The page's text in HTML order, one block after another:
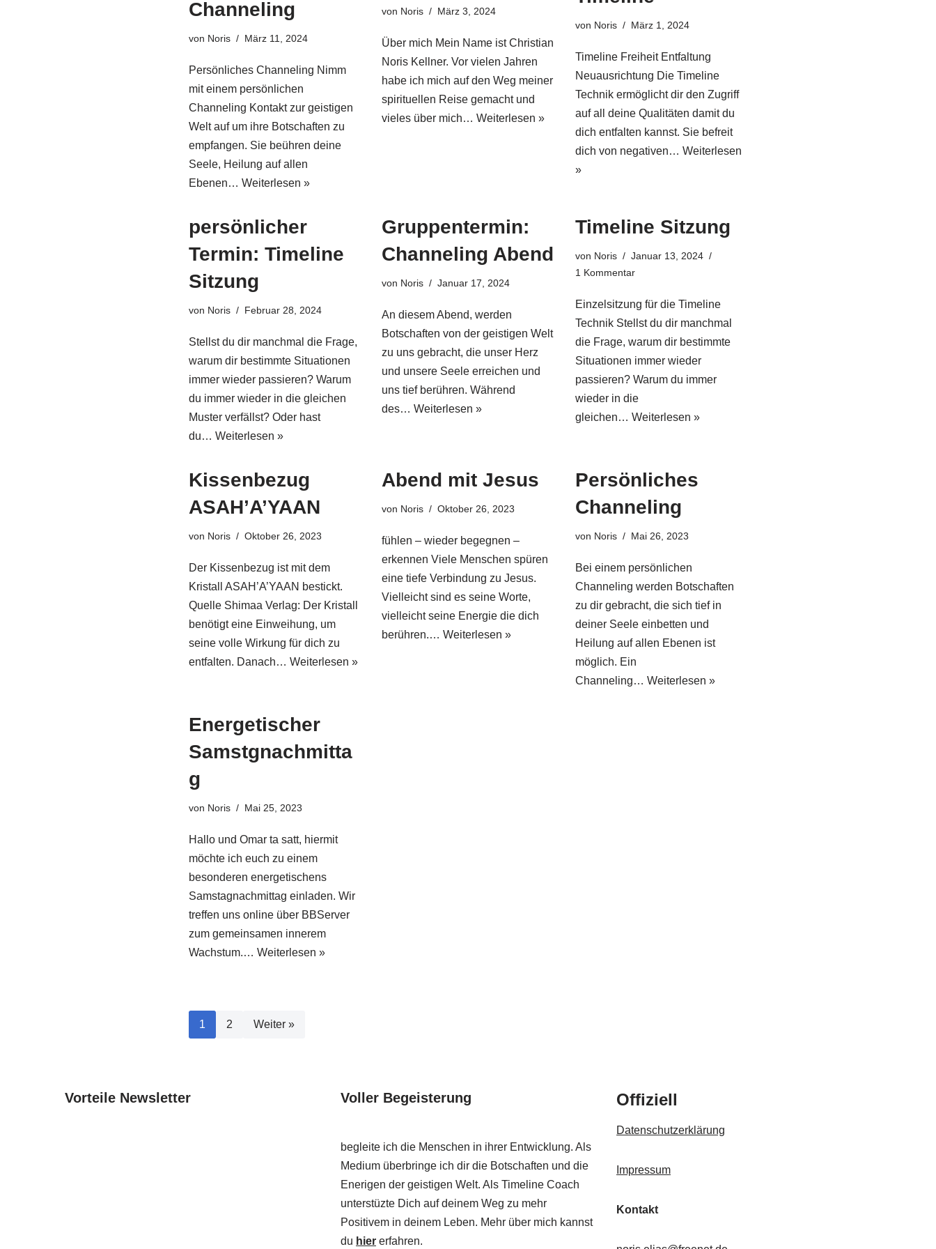
Channeling
von Noris März 11, 2024
Persönliches Channeling Nimm
mit einem persönlichen
Channeling Kontakt zur geistigen
Welt auf um ihre Botschaften zu
empfangen. Sie beühren deine
Seele, Heilung auf allen
Ebenen…Weiterlesen »
von Noris März 3, 2024
Über mich Mein Name ist Christian
Noris Kellner. Vor vielen Jahren
habe ich mich auf den Weg meiner
spirituellen Reise gemacht und
vieles über mich…Weiterlesen »
von Noris März 1, 2024
Timeline Freiheit Entfaltung
Neuausrichtung Die Timeline
Technik ermöglicht dir den Zugriff
auf all deine Qualitäten damit du
dich entfalten kannst. Sie befreit
dich von negativen… Weiterlesen
»
persönlicher
Termin: Timeline
Sitzung
von Noris Februar 28, 2024
Stellst du dir manchmal die Frage,
warum dir bestimmte Situationen
immer wieder passieren? Warum
du immer wieder in die gleichen
Muster verfällst? Oder hast
du…Weiterlesen »
Gruppentermin:
Channeling Abend
von Noris Januar 17, 2024
An diesem Abend, werden
Botschaften von der geistigen Welt
zu uns gebracht, die unser Herz
und unsere Seele erreichen und
uns tief berühren. Während
des…Weiterlesen »
Timeline Sitzung
von Noris
Januar 13, 2024
1 Kommentar
Einzelsitzung für die Timeline
Technik Stellst du dir manchmal
die Frage, warum dir bestimmte
Situationen immer wieder
passieren? Warum du immer
wieder in die
gleichen… Weiterlesen »
Kissenbezug
ASAH’A’YAAN
von Noris Oktober 26, 2023
Der Kissenbezug ist mit dem
Kristall ASAH’A’YAAN bestickt.
Quelle Shimaa Verlag: Der Kristall
benötigt eine Einweihung, um
seine volle Wirkung für dich zu
entfalten. Danach…Weiterlesen »
Abend mit Jesus
von Noris Oktober 26, 2023
fühlen – wieder begegnen –
erkennen Viele Menschen spüren
eine tiefe Verbindung zu Jesus.
Vielleicht sind es seine Worte,
vielleicht seine Energie die dich
berühren.…Weiterlesen »
Persönliches
Channeling
von Noris Mai 26, 2023
Bei einem persönlichen
Channeling werden Botschaften
zu dir gebracht, die sich tief in
deiner Seele einbetten und
Heilung auf allen Ebenen ist
möglich. Ein
Channeling… Weiterlesen »
Energetischer
Samstgnachmitta
g
von Noris Mai 25, 2023
Hallo und Omar ta satt, hiermit
möchte ich euch zu einem
besonderen energetischens
Samstagnachmittag einladen. Wir
treffen uns online über BBServer
zum gemeinsamen innerem
Wachstum.…Weiterlesen »
1 2 Weiter »
Vorteile Newsletter Voller Begeisterung
begleite ich die Menschen in ihrer Entwicklung. Als
Medium überbringe ich dir die Botschaften und die
Enerigen der geistigen Welt. Als Timeline Coach
unterstüzte Dich auf deinem Weg zu mehr
Positivem in deinem Leben. Mehr über mich kannst
du hier erfahren.
Offiziell
Datenschutzerklärung
Impressum
Kontakt